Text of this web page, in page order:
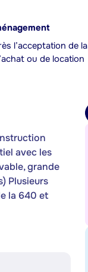
l’acceptation de la
ou de location
avec les
grande
Plusieurs
la 640 et